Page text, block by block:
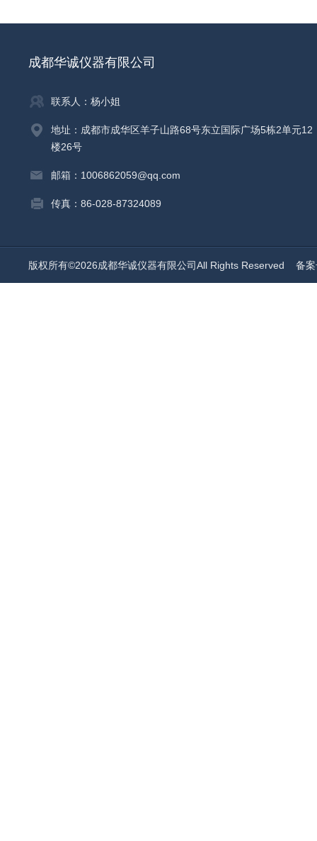
成都华诚仪器有限公司
联系人：杨小姐
地址：成都市成华区羊子山路68号东立国际广场5栋2单元12
楼26号
邮箱：1006862059@qq.com
传真：86-028-87324089
版权所有©2026成都华诚仪器有限公司All Rights Reserved 备